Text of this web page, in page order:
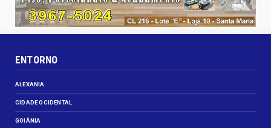
ENTORNO
ALEXANIA
CIDADE OCIDENTAL
GOIÂNIA